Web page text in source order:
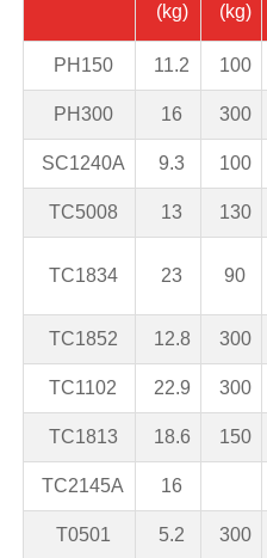
(kg)
(kg)
PH150 11.2 100
PH300 16 300
SC1240A 9.3 100
TC5008 13 130
TC1834 23 90
TC1852 12.8 300
TC1102 22.9 300
TC1813 18.6 150
TC2145A 16
T0501 5.2 300